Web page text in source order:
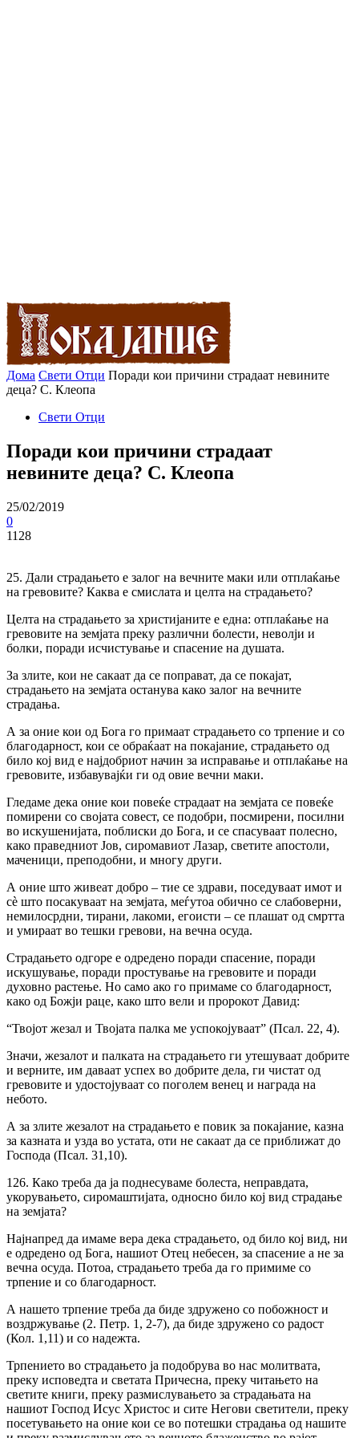
Дома Свети Отци Поради кои причини страдаат невините
деца? С. Клеопа
Свети Отци
Поради кои причини страдаат
невините деца? С. Клеопа
25/02/2019
0
1128
25. Дали страдањето е залог на вечните маки или отплаќање
на гревовите? Каква е смислата и целта на страдањето?
Целта на страдањето за христијаните е една: отплаќање на
гревовите на земјата преку различни болести, неволји и
болки, поради исчистување и спасение на душата.
За злите, кои не сакаат да се поправат, да се покајат,
страдањето на земјата останува како залог на вечните
страдања.
А за оние кои од Бога го примаат страдањето co трпение и co
благодарност, кои се обраќаат на покајание, страдањето од
било кој вид е најдобриот начин за исправање и отплаќање на
гревовите, избавувајќи ги од овие вечни маки.
Гледаме дека оние кои повеќе страдаат на земјата се повеќе
помирени co својата совест, се подобри, посмирени, посилни
во искушенијата, поблиски до Бога, и се спасуваат полесно,
како праведниот Jов, сиромавиот Лазар, светите апостоли,
маченици, преподобни, и многу други.
А оние што живеат добро – тие се здрави, поседуваат имот и
сè што посакуваат на земјата, меѓутоа обично се слабоверни,
немилосрдни, тирани, лакоми, егоисти – се плашат од смртта
и умираат во тешки гревови, на вечна осуда.
Страдањето одгоре е одредено поради спасение, поради
искушување, поради простување на гревовите и поради
духовно растење. Ho само ако го примаме co благодарност,
како од Божји раце, како што вели и пророкот Давид:
“Твојот жезал и Твојата палка ме успокојуваат” (Псал. 22, 4).
Значи, жезалот и палката на страдањето ги утешуваат добрите
и верните, им даваат успех во добрите дела, ги чистат од
гревовите и удостојуваат co поголем венец и награда на
небото.
А за злите жезалот на страдањето е повик за покајание, казна
за казната и узда во устата, оти не сакаат да се приближат до
Господа (Псал. 31,10).
126. Како треба да ја поднесуваме болеста, неправдата,
укорувањето, сиромаштијата, односно било кој вид страдање
на земјата?
Најнапред да имаме вера дека страдањето, од било кој вид, ни
е одредено од Бога, нашиот Отец небесен, за спасение а не за
вечна осуда. Потоа, страдањето треба да го примиме co
трпение и co благодарност.
А нашето трпение треба да биде здружено co побожност и
воздржување (2. Петр. 1, 2-7), да биде здружено co радост
(Кол. 1,11) и co надежта.
Трпението во страдањето ja подобрува во нас молитвата,
преку исповедта и светата Причесна, преку читањето на
светите книги, преку размислувањето за страдањата на
нашиот Господ Исус Христос и сите Негови светители, преку
посетувањето на оние кои се во потешки страдања од нашите